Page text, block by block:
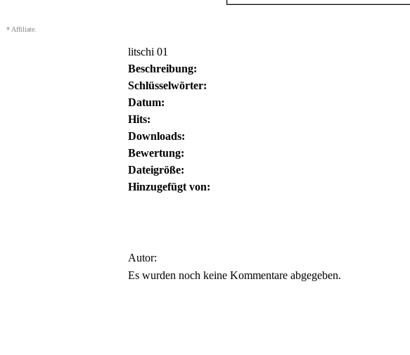
* Affiliate.
litschi 01
Beschreibung:
Schlüsselwörter:
Datum:
Hits:
Downloads:
Bewertung:
Dateigröße:
Hinzugefügt von:
Autor:
Es wurden noch keine Kommentare abgegeben.